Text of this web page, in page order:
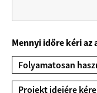
Mennyi időre kéri az
Folyamatosan
Projekt idejére